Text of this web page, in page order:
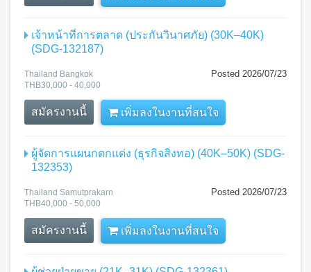
เจ้าหน้าที่การตลาด (ประกันวินาศภัย) (30K–40K)
(SDG-132187)
Posted 2026/07/23
Thailand Bangkok
THB30,000 - 40,000
สมัครงานนี้ เพิ่มลงในงานที่สนใจ
ผู้จัดการแผนกตกแต่ง (ธุรกิจสิ่งทอ) (40K–50K) (SDG-
132353)
Posted 2026/07/23
Thailand Samutprakarn
THB40,000 - 50,000
สมัครงานนี้ เพิ่มลงในงานที่สนใจ